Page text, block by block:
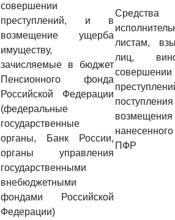
совершении
преступлений, и в
возмещение ущерба
имуществу,
зачисляемые в бюджет
Пенсионного фонда
Российской Федерации
(федеральные
государственные
органы, Банк России,
органы управления
государственными
внебюджетными
фондами Российской
Федерации)
листам,
лиц,
совершении
ПФР